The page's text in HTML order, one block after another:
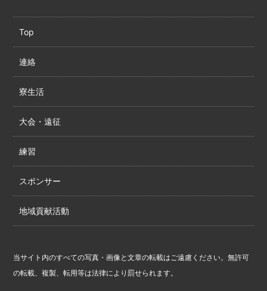
Top
連絡
寮生活
大会・遠征
練習
スポンサー
地域貢献活動
当サイト内のすべての写真・画像と文章の転載はご遠慮ください。無許可
の転載、複製、転用等は法律により罰せられます。